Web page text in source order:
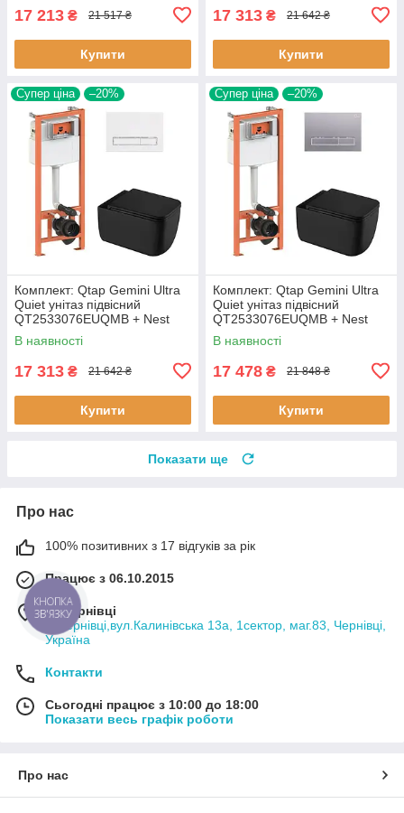
17 213 ₴ 21 517 ₴
Купити
17 313 ₴ 21 642 ₴
Купити
Супер ціна –20%
Комплект: Qtap Gemini Ultra
Quiet унітаз підвісний
QT2533076EUQMB + Nest
комплект інсталяції 4в1
(Кавіша
В наявності
17 313 ₴ 21 642 ₴
Купити
Супер ціна –20%
Комплект: Qtap Gemini Ultra
Quiet унітаз підвісний
QT2533076EUQMB + Nest
комплект інсталяції 4в1
(Кавіша
В наявності
17 478 ₴ 21 848 ₴
Купити
Показати ще
Про нас
100% позитивних з 17 відгуків за рік
Працює з 06.10.2015
м. Чернівці
м.Чернівці,вул.Калинівська 13а, 1сектор, маг.83, Чернівці,
Україна
Контакти
Сьогодні працює з 10:00 до 18:00
Показати весь графік роботи
Про нас
КНОПКА
ЗВ'ЯЗКУ